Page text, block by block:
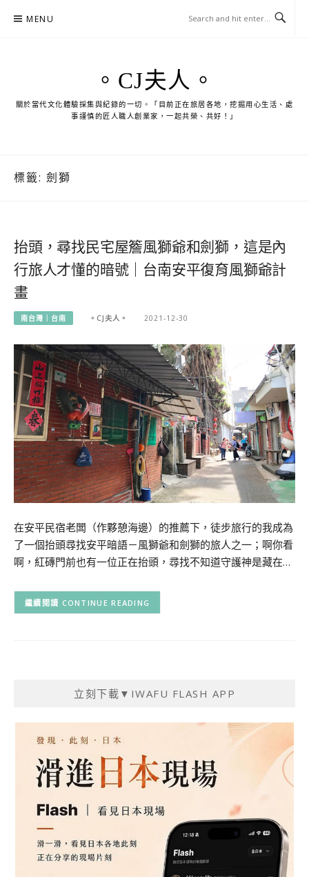
MENU
。CJ夫人。
關於當代文化體驗採集與紀錄的一切。「目前正在旅居各地，挖掘用心生活、處
事謹慎的匠人職人創業家，一起共榮、共好！」
標籤: 劍獅
抬頭，尋找民宅屋簷風獅爺和劍獅，這是內
行旅人才懂的暗號｜台南安平復育風獅爺計
畫
南台灣｜台南 。CJ夫人。 2021-12-30
在安平民宿老闆（作夥憩海邊）的推薦下，徒步旅行的我成為
了一個抬頭尋找安平暗語－風獅爺和劍獅的旅人之一；啊你看
啊，紅磚門前也有一位正在抬頭，尋找不知道守護神是藏在…
CONTINUE READING
立刻下載▼IWAFU FLASH APP